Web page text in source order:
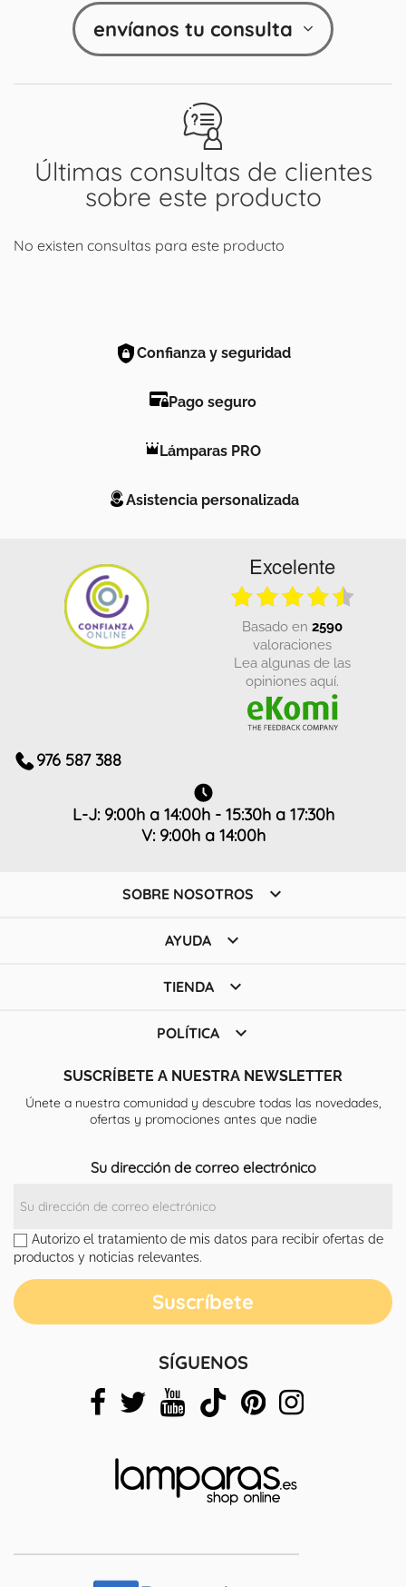
Últimas consultas de clientes
sobre este producto
No existen consultas para este producto
envíanos tu consulta
Confianza y seguridad
Pago seguro
Lámparas PRO
Asistencia personalizada
Excelente
basado en 2590
valoraciones
Lea algunas de las
opiniones aquí.
976 587 388
L-J: 9:00h a 14:00h - 15:30h a 17:30h
V: 9:00h a 14:00h
SOBRE NOSOTROS 
AYUDA 
TIENDA 
POLÍTICA 
SUSCRÍBETE A NUESTRA NEWSLETTER
Únete a nuestra comunidad y descubre todas las novedades,
ofertas y promociones antes que nadie
Su dirección de correo electrónico
Autorizo el tratamiento de mis datos para recibir ofertas de
productos y noticias relevantes.
SÍGUENOS